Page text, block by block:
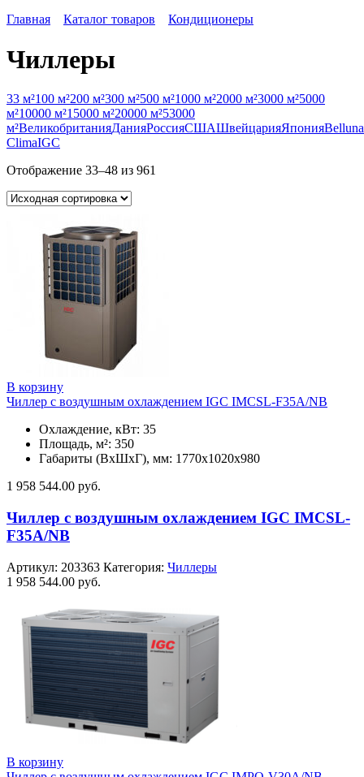
Главная
Каталог товаров Кондиционеры
Чиллеры
33 м²100 м²200 м²300 м²500 м²1000 м²2000 м²3000 м²5000
м²10000 м²15000 м²20000 м²53000
м²ВеликобританияДанияРоссияСШАШвейцарияЯпонияBelluna
ClimaIGC
Отображение 33–48 из 961
В корзину
Чиллер с воздушным охлаждением IGC IMCSL-F35A/NB
Охлаждение, кВт: 35
Площадь, м²: 350
Габариты (ВxШxГ), мм: 1770х1020х980
1 958 544.00 руб.
Чиллер с воздушным охлаждением IGC IMCSL-
F35A/NB
Артикул: 203363 Категория: Чиллеры
1 958 544.00 руб.
В корзину